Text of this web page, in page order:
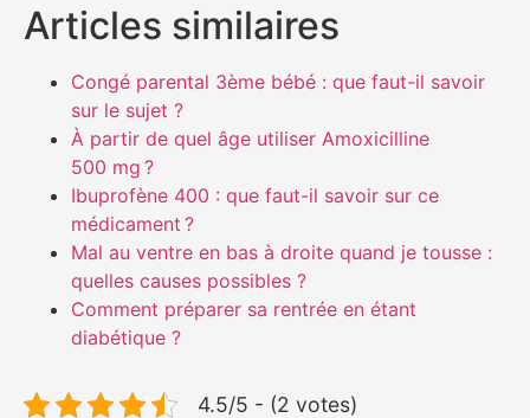
Articles similaires
Congé parental 3ème bébé : que faut-il savoir
sur le sujet ?
À partir de quel âge utiliser Amoxicilline
500 mg ?
Ibuprofène 400 : que faut-il savoir sur ce
médicament ?
Mal au ventre en bas à droite quand je tousse :
quelles causes possibles ?
Comment préparer sa rentrée en étant
diabétique ?
4.5/5 - (2 votes)